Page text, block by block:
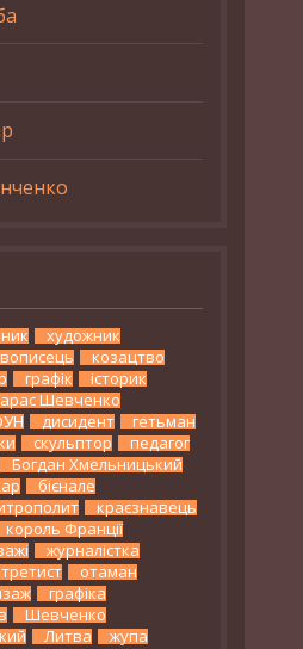
художник
козацтво
графік
історик
Шевченко
дисидент
гетьман
скульптор
педагог
Богдан Хмельницький
бієнале
краєзнавець
король Франції
журналістка
отаман
графіка
Шевченко
Литва жупа